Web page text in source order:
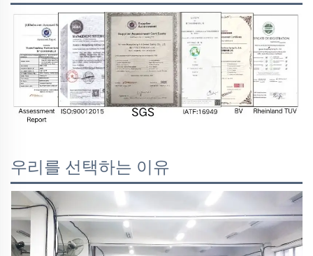
우리를 선택하는 이유